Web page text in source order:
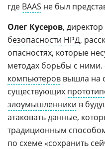
где BAAS не был
Олег Кусеров,
безопасности НРД,
опасностях, которые
методах борьбы с ними.
компьютеров вышла на
существующих
злоумышленники в
атаковать данные,
традиционным
по схеме «сохранить